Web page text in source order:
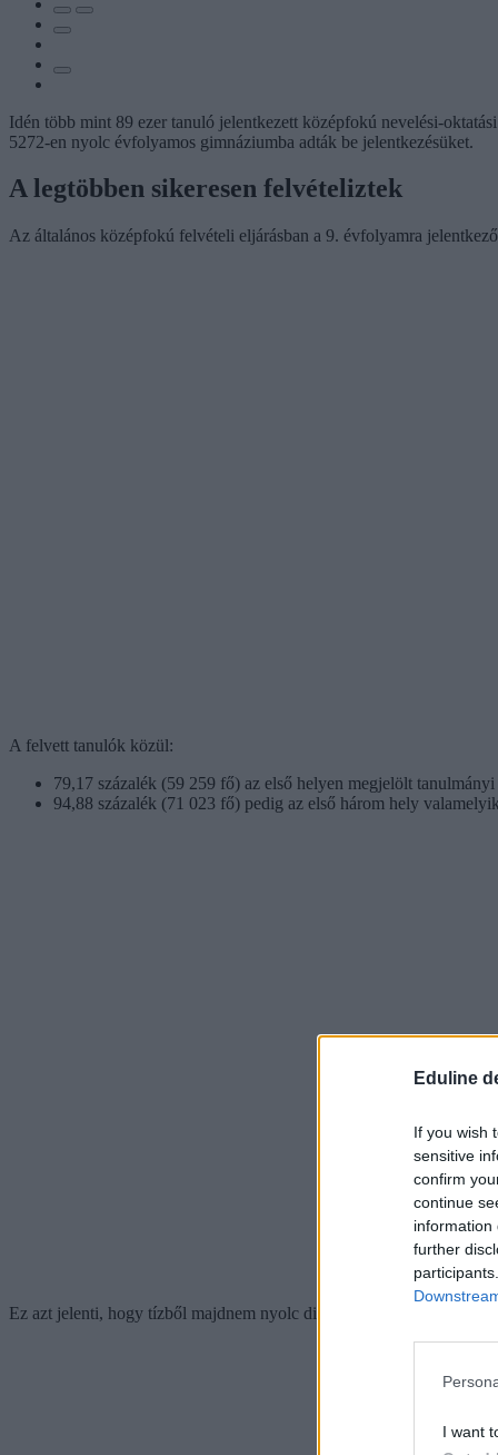
Eduline
If you wish
sensitive
confirm
continue
information
further
I want
Idén több mint 89 ezer tanuló jelentkezett középfokú nevelési-
5272-en nyolc évfolyamos gimnáziumba adták be jelentkezésüket.
A legtöbben sikeresen felvételiztek
Az általános középfokú felvételi eljárásban a 9. évfolyamra
A felvett tanulók közül:
79,17 százalék (59 259 fő) az első helyen megjelölt
94,88 százalék (71 023 fő) pedig az első három hely
Ez azt jelenti, hogy tízből majdnem nyolc diák oda került, ahová